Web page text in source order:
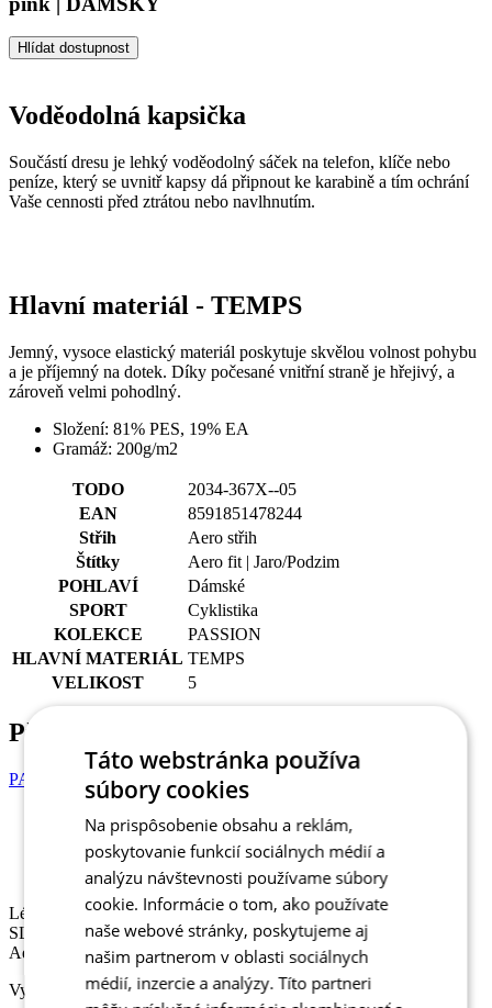
Hlídat dostupnost
Voděodolná kapsička
Součástí dresu je lehký voděodolný sáček na telefon, klíče nebo
peníze, který se uvnitř kapsy dá připnout ke karabině a tím ochrání
Vaše cennosti před ztrátou nebo navlhnutím.
Hlavní materiál - TEMPS
Jemný, vysoce elastický materiál poskytuje skvělou volnost pohybu
a je příjemný na dotek. Díky počesané vnitřní straně je hřejivý, a
zároveň velmi pohodlný.
Složení: 81% PES, 19% EA
Gramáž: 200g/m2
TODO
2034-367X--05
EAN
8591851478244
Střih
Aero střih
Štítky
Aero fit | Jaro/Podzim
POHLAVÍ
Dámské
SPORT
Cyklistika
KOLEKCE
PASSION
HLAVNÍ MATERIÁL TEMPS
VELIKOST
5
Příslušenství
PASSION Z3 | Kraťasy se šlemi | black | DÁMSKÉ
Sleva SLEVA 20%
Aero střih
Léto
SLEVA 20%
Aero střih
Vyberte velikost:
Táto webstránka používa
súbory cookies
Na prispôsobenie obsahu a reklám,
poskytovanie funkcií sociálnych médií a
analýzu návštevnosti používame súbory
cookie. Informácie o tom, ako používate
naše webové stránky, poskytujeme aj
našim partnerom v oblasti sociálnych
médií, inzercie a analýzy. Títo partneri